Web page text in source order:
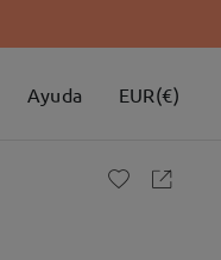
Ayuda EUR(€)